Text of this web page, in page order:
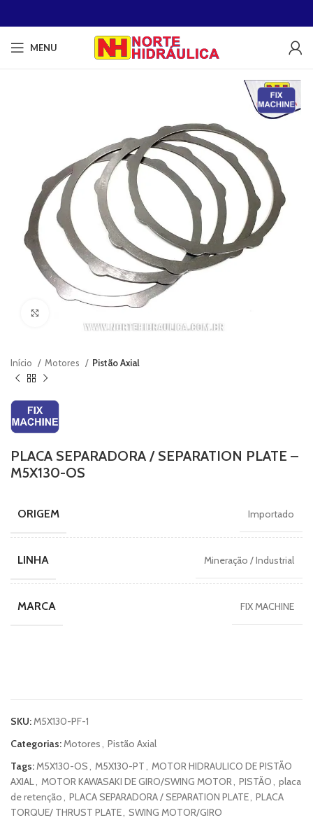
MENU
Início Motores Pistão Axial
PLACA SEPARADORA / SEPARATION PLATE –
M5X130-OS
ORIGEM Importado
LINHA Mineração / Industrial
MARCA FIX MACHINE
SKU:M5X130-PF-1
Categorias:Motores, Pistão Axial
Tags:M5X130-OS, M5X130-PT, MOTOR HIDRAULICO DE PISTÃO
AXIAL, MOTOR KAWASAKI DE GIRO/SWING MOTOR, PISTÃO, placa
de retenção, PLACA SEPARADORA / SEPARATION PLATE, PLACA
TORQUE/ THRUST PLATE, SWING MOTOR/GIRO